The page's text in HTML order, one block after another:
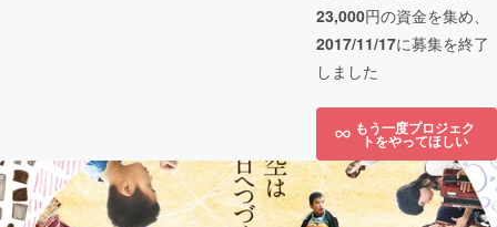
23,000円の資金を集め、
2017/11/17に募集を終了
しました
もう一度プロジェク
トをやってほしい